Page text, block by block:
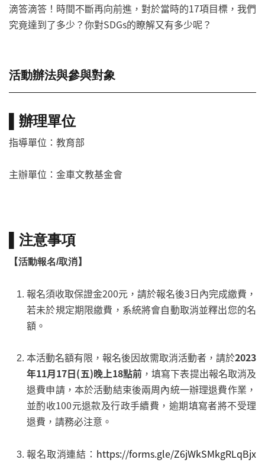
滴答滴答！時間不斷再向前進，對於當時的17項目標，我們
究竟達到了多少？你對SDGs的瞭解又有多少呢？
活動辦法與參與對象
▌辦理單位
指導單位：教育部
主辦單位：金車文教基金會
▌注意事項
【活動報名/取消】
報名須收取保證金200元，請於報名後3日內完成繳費，
若未於規定期限繳費，系統將會自動取消並釋出您的名
額。
本活動名額有限，報名後因故需取消活動者，請於2023
年11月17日(五)晚上18點前 ，填寫下表提出報名取消及
退費申請，本於活動結束後兩周內統一辦理退費作業，
並酌收100元退款及行政手續費，逾期填寫者將不受理
退費，請務必注意。
報名取消連結： https://forms.gle/Z6jWkSMkgRLqBjx